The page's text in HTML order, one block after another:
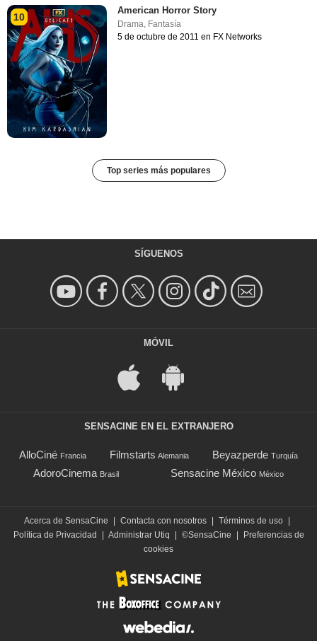
10
American Horror Story
Drama Fantasía
5 de octubre de 2011 en FX Networks
Top series más populares
SÍGUENOS
MÓVIL
SENSACINE EN EL EXTRANJERO
AlloCiné Francia Filmstarts Alemania Beyazperde Turquía
AdoroCinema Brasil Sensacine México México
Acerca de SensaCine | Contacta con nosotros | Términos de uso |
Política de Privacidad
| Administrar Utiq | ©SensaCine |
Preferencias de
cookies